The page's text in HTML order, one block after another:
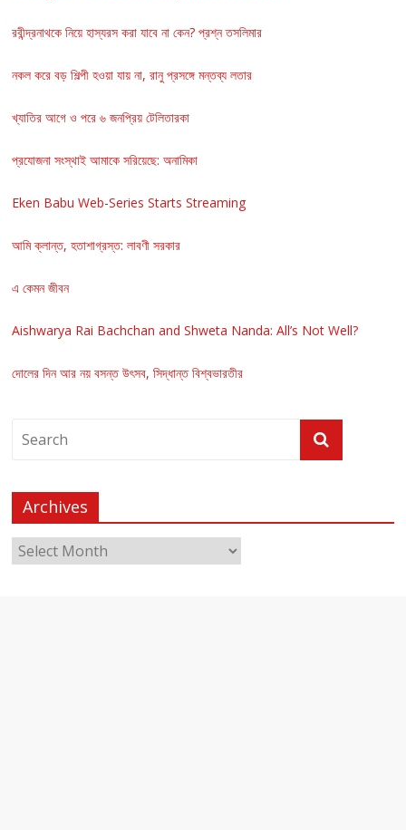
রবীন্দ্রনাথকে নিয়ে হাস্যরস করা যাবে না কেন? প্রশ্ন তসলিমার
নকল করে বড় শিল্পী হওয়া যায় না, রানু প্রসঙ্গে মন্তব্য লতার
খ্যাতির আগে ও পরে ৬ জনপ্রিয় টেলিতারকা
প্রযোজনা সংস্থাই আমাকে সরিয়েছে: অনামিকা
Eken Babu Web-Series Starts Streaming
আমি ক্লান্ত, হতাশাগ্রস্ত: লাবণী সরকার
এ কেমন জীবন
Aishwarya Rai Bachchan and Shweta Nanda: All’s Not Well?
দোলের দিন আর নয় বসন্ত উৎসব, সিদ্ধান্ত বিশ্বভারতীর
Archives